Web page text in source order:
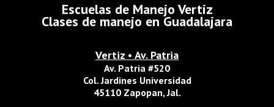
Escuelas de Manejo Vertiz
Clases de manejo en Guadalajara
Vertiz • Av. Patria
Av. Patria #520
Col. Jardines Universidad
45110 Zapopan, Jal.